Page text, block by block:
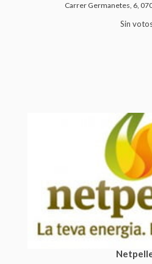
Carrer Germanetes, 6,
Sin